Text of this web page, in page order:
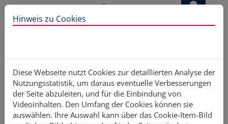
Direkt zur Hauptnavigation springen
Direkt zum Inhalt springen
Aktuelles
Hinweis zu Cookies
Diese Webseite nutzt Cookies zur detaillierten Analyse der
Nutzungsstatistik, um daraus eventuelle Verbesserungen
der Seite abzuleiten, und für die Einbindung von
Videoinhalten. Den Umfang der Cookies können sie
auswählen. Ihre Auswahl kann über das Cookie-Item-Bild